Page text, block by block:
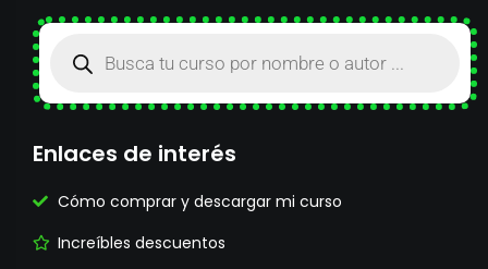
Enlaces de interés
Cómo comprar y descargar mi curso
Increíbles descuentos